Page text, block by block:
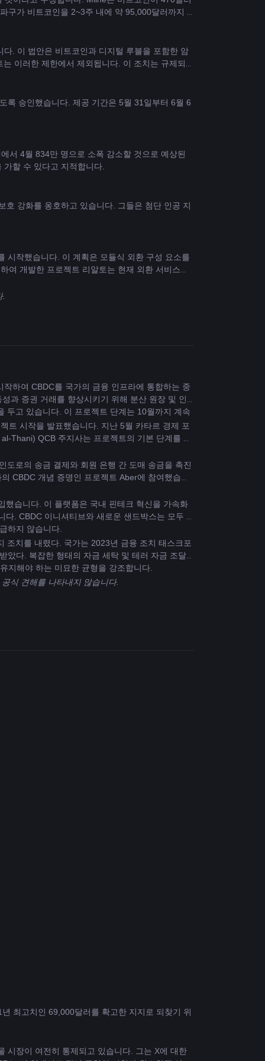
구가 비트코인을 2~3주 내에 약 95,000달러까지
. 이 법안은 비트코인과 디지털 루블을 포함한 암
이러한 제한에서 제외됩니다. 이 조치는 규제되지
록 승인했습니다. 제공 기간은 5월 31일부터 6월 6
서 4월 834만 명으로 소폭 감소할 것으로 예상된
할 수 있다고 지적합니다.
강화를 옹호하고 있습니다. 그들은 첨단 인공 지
시작했습니다. 이 계획은 모듈식 외환 구성 요소를
개발한 프로젝트 리알토는 현재 외환 서비스의
하여 CBDC를 국가의 금융 인프라에 통합하는 중
과 증권 거래를 향상시키기 위해 분산 원장 및 인
두고 있습니다. 이 프로젝트 단계는 10월까지 계속
트 시작을 발표했습니다. 지난 5월 카타르 경제 포
Thani) QCB 주지사는 프로젝트의 기본 단계를 강
도로의 송금 결제와 회원 은행 간 도매 송금을 촉진
CBDC 개념 증명인 프로젝트 Aber에 참여했습니
했습니다. 이 플랫폼은 국내 핀테크 혁신을 가속화
. CBDC 이니셔티브와 새로운 샌드박스는 모두
하지 않습니다.
조치를 내렸다. 국가는 2023년 금융 조치 태스크포
았다. 복잡한 형태의 자금 세탁 및 테러 자금 조달
지해야 하는 미묘한 균형을 강조합니다.
식 견해를 나타내지 않습니다.
최고치인 69,000달러를 확고한 지지로 되찾기 위
시장이 여전히 통제되고 있습니다. 그는 X에 대한